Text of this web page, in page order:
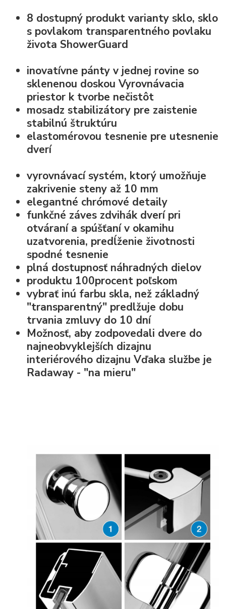
8 dostupný produkt varianty sklo, sklo
s povlakom transparentného povlaku
životaShowerGuard
inovatívne pánty v jednej rovine so
sklenenou doskouVyrovnávacia
priestor k tvorbe nečistôt
mosadz stabilizátory pre zaistenie
stabilnú štruktúru
elastomérovou tesnenie pre utesnenie
dverí
vyrovnávací systém, ktorý umožňuje
zakrivenie steny až 10 mm
elegantné chrómové detaily
funkčné záves zdvihák dverí pri
otváraní a spúšťaní v okamihu
uzatvorenia, predĺženie životnosti
spodné tesnenie
plná dostupnosť náhradných dielov
produktu 100procent poľskom
vybrať inú farbu skla, než základný
"transparentný" predlžuje dobu
trvania zmluvy do 10 dní
Možnosť, aby zodpovedali dvere do
najneobvyklejších dizajnu
interiérového dizajnu Vďaka službe je
Radaway - "na mieru"